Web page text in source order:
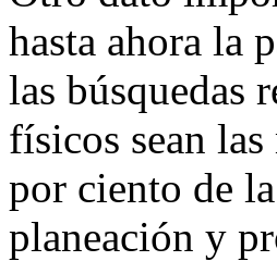
hasta ahora la
las búsquedas
físicos sean
por ciento de
planeación y